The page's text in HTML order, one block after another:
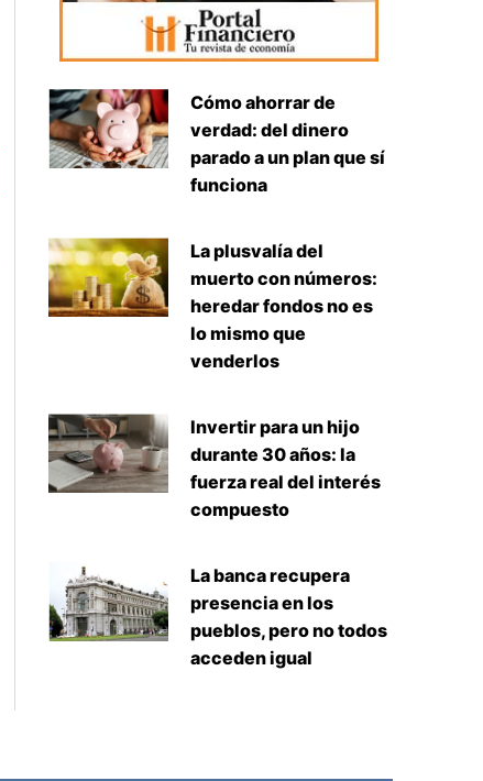
Cómo ahorrar de
verdad: del dinero
parado a un plan que sí
funciona
La plusvalía del
muerto con números:
heredar fondos no es
lo mismo que
venderlos
Invertir para un hijo
durante 30 años: la
fuerza real del interés
compuesto
La banca recupera
presencia en los
pueblos, pero no todos
acceden igual